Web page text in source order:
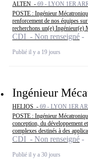
ALTEN - 69 - LYON 1ER
POSTE : Ingénieur
renforcement de nos équipes
recherchons un(e)
CDI - Non renseigné
Publié il y a 19 jours
Ingénieur
HELIOS - 69 - LYON 1ER
POSTE : Ingénieur
conception, du développement
complexes destinés à des
CDI - Non renseigné
Publié il y a 30 jours